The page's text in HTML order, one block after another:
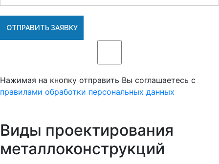
ОТПРАВИТЬ ЗАЯВКУ
Нажимая на кнопку отправить Вы соглашаетесь с
правилами обработки персональных данных
Виды проектирования
металлоконструкций